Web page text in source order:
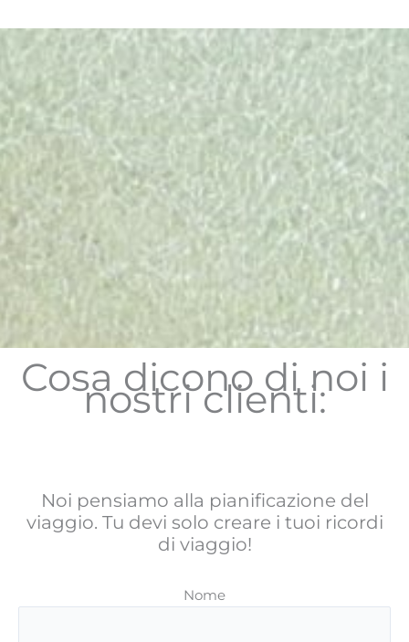
Cosa dicono di noi i
nostri clienti:
Noi pensiamo alla pianificazione del
viaggio. Tu devi solo creare i tuoi ricordi
di viaggio!
Nome